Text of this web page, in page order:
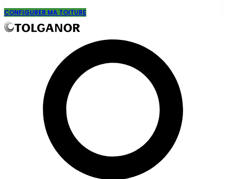
CONFIGURER MA TOITURE